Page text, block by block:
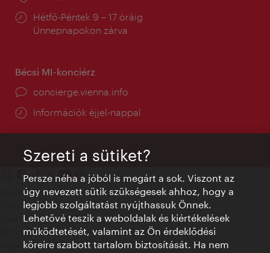
Nyitva
tartás:
Hétfő-Péntek 9 – 17 óráig
Ünnepnapokon zárva
Bécsi MI-konciérz
concierge.vienna.info
Információk éjjel-nappal
Kapcsolat
Credits
Adatvédelmi nyilatkozat
Terms of Use
Megközelíthetőség
Szereti a sütiket?
Persze néha a jóból is megárt a sok. Viszont az
úgy nevezett sütik szükségesek ahhoz, hogy a
legjobb szolgáltatást nyújthassuk Önnek.
Lehetővé teszik a weboldalak és kiértékelések
működtetését, valamint az Ön érdeklődési
köreire szabott tartalom biztosítását. Ha nem